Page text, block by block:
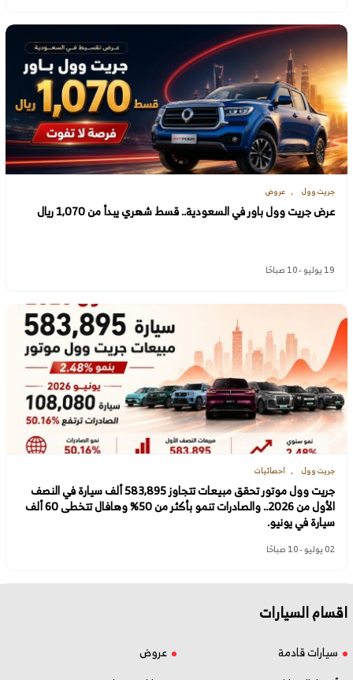
جريت وول عروض
عرض جريت وول باور في السعودية.. قسط شهري يبدأ من 1,070 ريال
19 يوليو - 10 صباحًا
جريت وول احصائيات
جريت وول موتور تحقق مبيعات تتجاوز 583,895 ألف سيارة في النصف
الأول من 2026.. والصادرات تنمو بأكثر من 50% وهافال تتخطى 60 ألف
سيارة في يونيو.
02 يوليو - 10 صباحًا
اقسام السيارات
سيارات قادمة
عروض